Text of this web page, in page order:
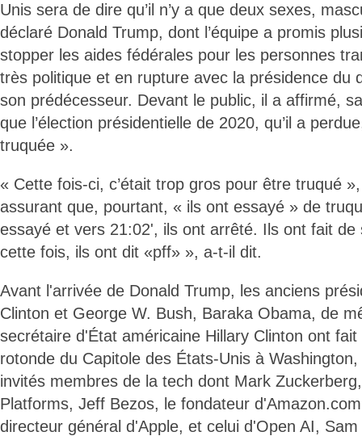
Unis sera de dire qu’il n’y a que deux sexes,
déclaré Donald Trump, dont l’équipe a promis
stopper les aides fédérales pour les personnes
très politique et en rupture avec la présidence du
son prédécesseur. Devant le public, il a affirmé,
que l’élection présidentielle de 2020, qu’il a
truquée ».
« Cette fois-ci, c’était trop gros pour être truqué
assurant que, pourtant, « ils ont essayé » de
essayé et vers 21:02', ils ont arrêté. Ils ont fait de
cette fois, ils ont dit «pff» », a-t-il dit.
Avant l'arrivée de Donald Trump, les anciens
Clinton et George W. Bush, Baraka Obama, de
secrétaire d'État américaine Hillary Clinton ont
rotonde du Capitole des États-Unis à
invités membres de la tech dont Mark
Platforms, Jeff Bezos, le fondateur
directeur général d'Apple, et celui d'Open AI,